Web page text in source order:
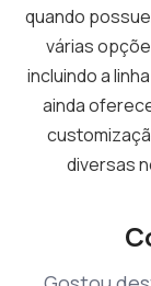
quando
várias
incluindo a
ainda
diversas